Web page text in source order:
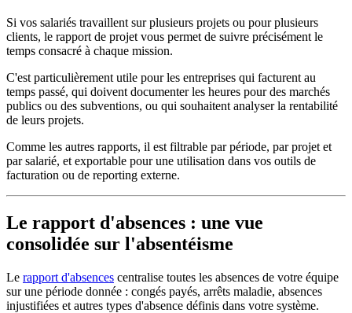
Si vos salariés travaillent sur plusieurs projets ou pour plusieurs
clients, le rapport de projet vous permet de suivre précisément le
temps consacré à chaque mission.
C'est particulièrement utile pour les entreprises qui facturent au
temps passé, qui doivent documenter les heures pour des marchés
publics ou des subventions, ou qui souhaitent analyser la rentabilité
de leurs projets.
Comme les autres rapports, il est filtrable par période, par projet et
par salarié, et exportable pour une utilisation dans vos outils de
facturation ou de reporting externe.
Le rapport d'absences : une vue
consolidée sur l'absentéisme
Le rapport d'absences centralise toutes les absences de votre équipe
sur une période donnée : congés payés, arrêts maladie, absences
injustifiées et autres types d'absence définis dans votre système.